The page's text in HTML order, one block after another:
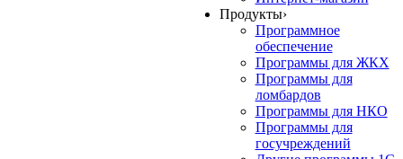
Продукты›
Программное
обеспечение
Программы для ЖКХ
Программы для
ломбардов
Программы для НКО
Программы для
госучреждений